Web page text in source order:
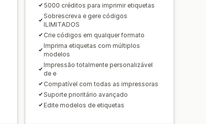
5000 créditos para imprimir etiquetas
Sobrescreva e gere códigos
ILIMITADOS
Crie códigos em qualquer formato
Imprima etiquetas com múltiplos
modelos
Impressão totalmente personalizável
de e
Compatível com todas as impressoras
Suporte prioritário avançado
Edite modelos de etiquetas